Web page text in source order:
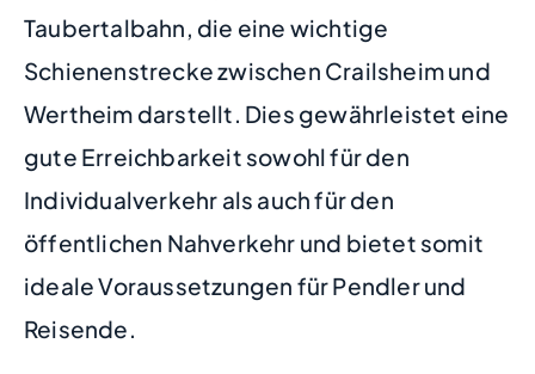
Taubertalbahn, die eine wichtige
Schienenstrecke zwischen Crailsheim und
Wertheim darstellt. Dies gewährleistet eine
gute Erreichbarkeit sowohl für den
Individualverkehr als auch für den
öffentlichen Nahverkehr und bietet somit
ideale Voraussetzungen für Pendler und
Reisende.